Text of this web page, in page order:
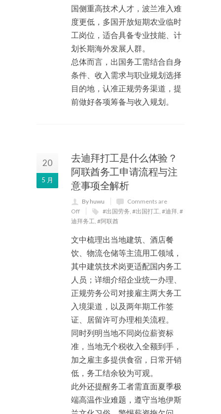
国侧重高技术人才，波兰准入难
度更低，多国开放短期农业临时
工岗位，适合具备专业技能、计
划长期海外发展人群。
总体而言，出国务工需结合自身
条件、收入需求与职业规划选择
目的地，认准正规劳务渠道，提
前做好各项筹备与收入规划。
20
5 月
去迪拜打工是什么体验？
阿联酋务工申请流程与注
意事项全解析
By huwu
Comments are
Off
#出国劳务, #出国打工, #迪拜, #
迪拜务工, #阿联酋
文中梳理出当地建筑、酒店餐
饮、物流仓储等主流用工领域，
其中建筑技术岗更适配国内务工
人员；详细介绍企业统一办理、
正规劳务公司对接雇主两大务工
入境渠道，以及两年期工作签
证、居留许可办理相关流程。
同时列明当地不同岗位薪资标
准，当地无个税收入全额到手，
加之雇主多提供食宿，日常开销
低，务工结余较为可观。
此外还提醒务工者需直面夏季极
端高温作业难题，遵守当地伊斯